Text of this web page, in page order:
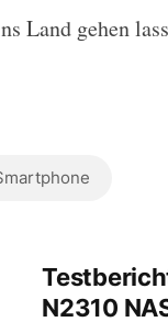
Land gehen
N2310